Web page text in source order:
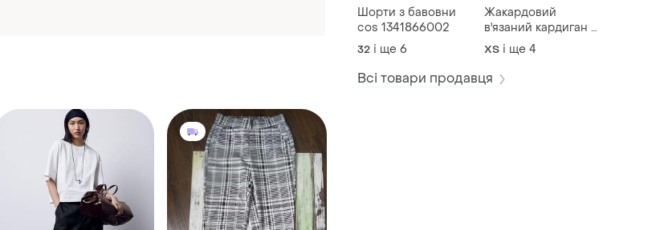
Шорти з бавовни
cos 1341866002
32 і ще 6
Жакардовий
в'язаний кардиган з
бавовни cos
1347643001
ХS і ще 4
Всі товари продавця
5250 грн 11 389 грн 0